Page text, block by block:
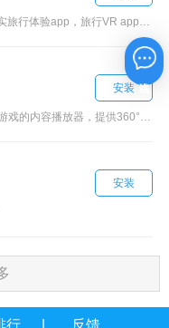
安装
安装
行 反馈